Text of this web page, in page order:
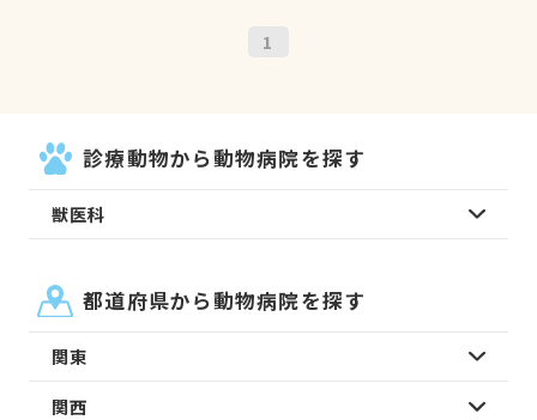
1
診療動物から動物病院を探す
獣医科
都道府県から動物病院を探す
関東
関西